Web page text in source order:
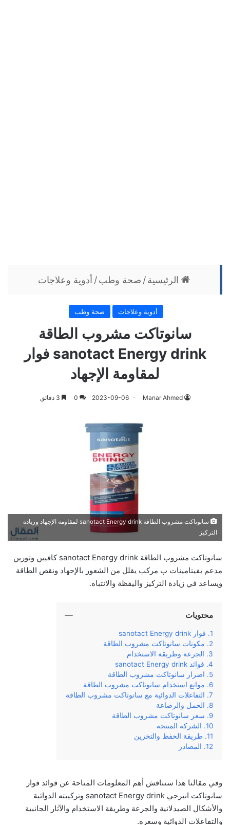
الرئيسية / صحة وطب / أدوية وعلاجات
أدوية وعلاجات صحة وطب
سانوتاكت مشروب الطاقة
sanotact Energy drink فوار
لمقاومة الإجهاد
Manar Ahmed
2023-09-06
0
سانوتاكت مشروب الطاقة sanotact Energy drink لمقاومة الإجهاد وزيادة
التركيز
سانوتاكت مشروب الطاقة sanotact Energy drink كافيين وتورين
مدعم بفيتامينات ب مركب يقلل من الشعور بالإجهاد ونقص الطاقة
ويساعد في زيادة التركيز واليقظة والانتباه.
محتويات
فوار sanotact Energy drink
مكونات سانوتاكت مشروب الطاقة
الجرعة وطريقة الاستخدام
فوائد sanotact Energy drink
اضرار سانوتاكت مشروب الطاقة
موانع استخدام سانوتاكت مشروب الطاقة
التفاعلات الدوائية مع سانوتاكت مشروب الطاقة
الحمل والرضاعة
سعر سانوتاكت مشروب الطاقة
الشركة المنتجة
طريقة الحفظ والتخزين
المصادر
وفي‌ ‌مقالنا‌ ‌هذا‌ ‌سنناقش‌ ‌أهم‌ ‌المعلومات‌ ‌المتاحة‌ ‌عن‌ فوائد فوار
سانوتاكت انيرجي sanotact Energy drink وتركيبته‌ ‌الدوائية‌
والأشكال الصيدلانية ‌والجرعة‌ ‌وطريقة‌ ‌الاستخدام‌ ‌والآثار‌ ‌الجانبية‌
‌والتفاعلات الدوائية وسعره‌.